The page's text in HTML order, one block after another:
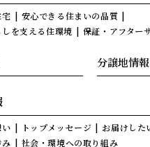
安心できる住まいの品質
を支える住環境
保証・アフター
分譲地情報
トップメッセージ
お届けした
社会・環境への取り組み